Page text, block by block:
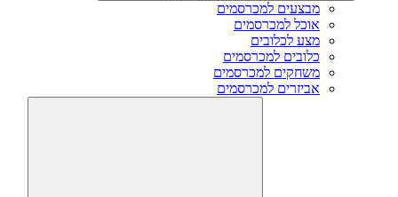
מבצעים למכרסמים
אוכל למכרסמים
מצע לכלובים
כלובים למכרסמים
משחקים למכרסמים
אביזרים למכרסמים